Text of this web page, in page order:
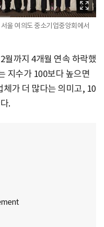
울 여의도 중소기업중앙회에서
월까지 4개월 연속 하락했
지수가 100보다 높으면
가 더 많다는 의미고, 10
.